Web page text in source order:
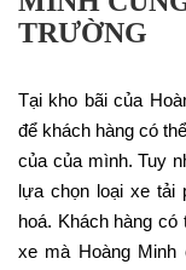
TRƯỜNG
Tại kho bãi của
để khách hàng có
của của mình. Tuy
lựa chọn loại xe tải
hoá. Khách hàng
xe mà Hoàng